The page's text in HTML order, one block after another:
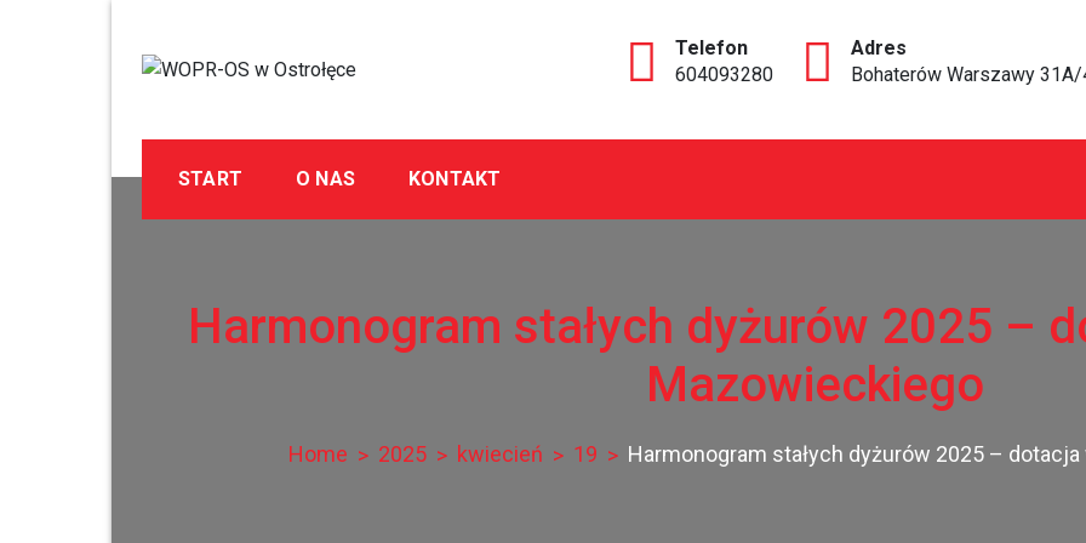
content
604093280 Bohaterów Warszawy 31A/
START O NAS KONTAKT
Harmonogram stałych dyżurów 2025 –
Mazowieckiego
Home 2025 kwiecień 19 Harmonogram stałych dyżurów 2025 –